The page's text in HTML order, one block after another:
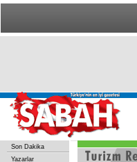
Son Dakika
Yazarlar